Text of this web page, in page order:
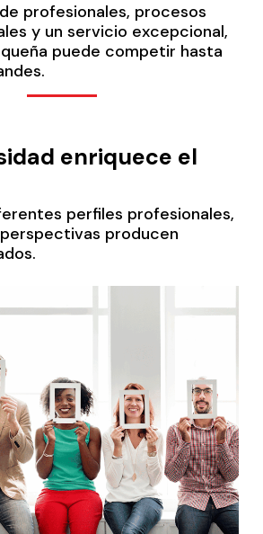
profesionales, procesos
y un servicio excepcional,
puede competir hasta
enriquece el
perfiles profesionales,
producen